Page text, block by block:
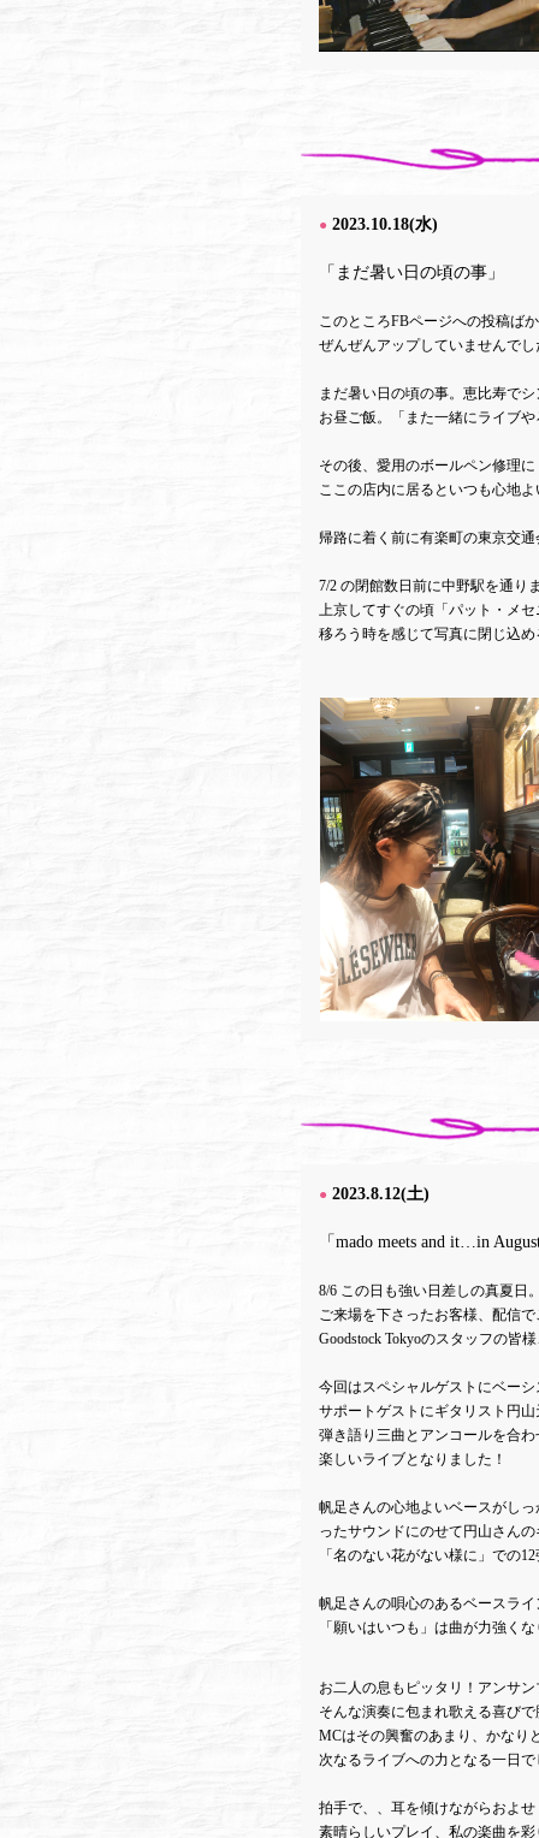
● 2023.10.18(水)
「まだ暑い日の頃の事」
このところFBページへの投稿ば
ぜんぜんアップしていませんでし
まだ暑い日の頃の事。恵比寿で
お昼ご飯。「また一緒にライブ
その後、愛用のボールペン修理
ここの店内に居るといつも心地
帰路に着く前に有楽町の東京交
7/2 の閉館数日前に中野駅を通り
上京してすぐの頃「パット・メ
移ろう時を感じて写真に閉じ込め
● 2023.8.12(土)
「mado meets and it…in
8/6 この日も強い日差しの真夏日
ご来場を下さったお客様、配信
Goodstock Tokyoのスタッフの皆
今回はスペシャルゲストにベー
サポートゲストにギタリスト円
弾き語り三曲とアンコールを合
楽しいライブとなりました！
帆足さんの心地よいベースがし
ったサウンドにのせて円山さん
「名のない花がない様に」での
帆足さんの唄心のあるベースラ
「願いはいつも」は曲が力強く
お二人の息もピッタリ！アンサ
そんな演奏に包まれ歌える喜び
MCはその興奮のあまり、かなり
次なるライブへの力となる一日で
拍手で、、耳を傾けながらおよ
素晴らしいプレイ、私の楽曲を